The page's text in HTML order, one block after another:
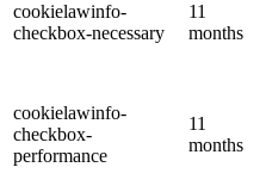
cookielawinfo-
checkbox-necessary
11
months
cookielawinfo-
checkbox-
performance
11
months